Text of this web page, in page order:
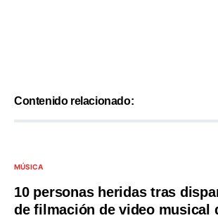
Contenido relacionado:
MÚSICA
10 personas heridas tras
de filmación de video musical